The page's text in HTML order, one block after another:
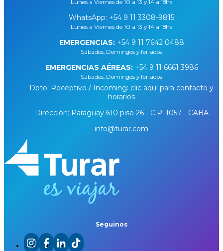
Lunes a Viernes de 10 a 13 y 14 a 18hs
WhatsApp: +54 9 11 3308-9815
Lunes a Viernes de 10 a 13 y 14 a 18hs
EMERGENCIAS: +54 9 11 7642 0488
Sábados, Domingos y feriados
EMERGENCIAS AÉREAS: +54 9 11 6661 3986
Sábados, Domingos y feriados
Dpto. Receptivo / Incoming: clic aquí para contacto y
horarios
Dirección: Paraguay 610 piso 26 - C.P. 1057 - CABA
info@turar.com
Seguinos